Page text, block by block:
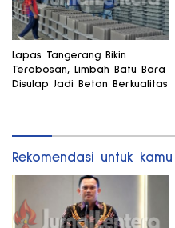
Lapas Tangerang Bikin
Terobosan, Limbah Batu Bara
Disulap Jadi Beton Berkualitas
Rekomendasi untuk kamu